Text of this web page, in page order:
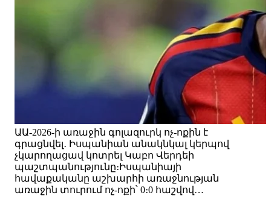
ԱԱ-2026-ի առաջին գոլազուրկ ոչ-ոքին է
գրացնվել․ Իսպանիան անակնկալ կերպով
չկարողացավ կոտրել Կաբո Վերդեի
պաշտպանությունը։Իսպանիայի
հավաքականը աշխարհի առաջնության
առաջին տուրում ոչ-ոքի՝ 0։0 հաշվով…